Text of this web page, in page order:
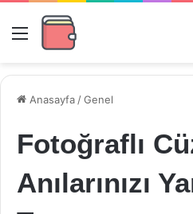
Menü
Anasayfa /Genel
Fotoğraflı
Anılarınızı